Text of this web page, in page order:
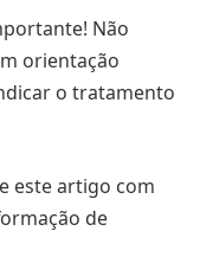
Não
orientação
o tratamento
este artigo com
de